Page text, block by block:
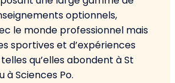
optionnels,
le monde professionnel mais
sportives et d’expériences
qu’elles abondent à St
à Sciences Po.